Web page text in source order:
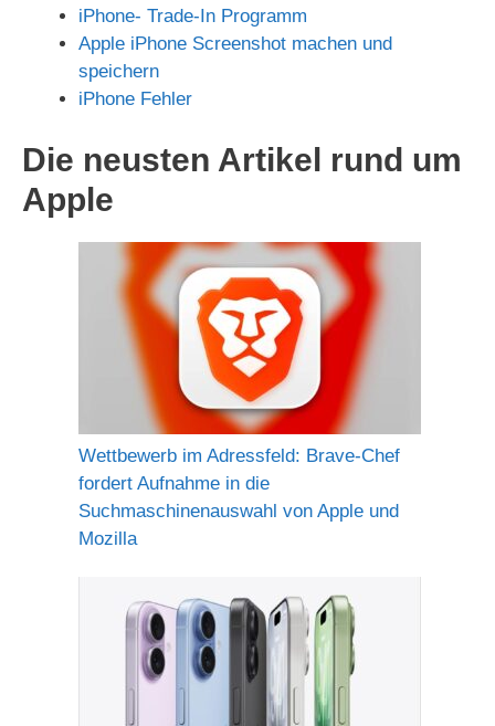
iPhone- Trade-In Programm
Apple iPhone Screenshot machen und
speichern
iPhone Fehler
Die neusten Artikel rund um
Apple
Wettbewerb im Adressfeld: Brave-Chef
fordert Aufnahme in die
Suchmaschinenauswahl von Apple und
Mozilla